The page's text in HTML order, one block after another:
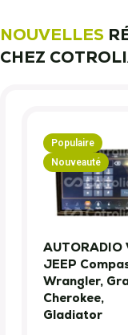
NOUVELLES
CHEZ
Populaire
Nouveauté
AUTORADIO
JEEP
Wrangler,
Cherokee,
Gladiator